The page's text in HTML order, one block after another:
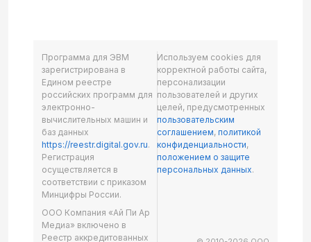
Программа для ЭВМ
зарегистрирована в
Едином реестре
российских программ для
электронно-
вычислительных машин и
баз данных
https://reestr.digital.gov.ru.
Регистрация
осуществляется в
соответствии с приказом
Минцифры России.
ООО Компания «Ай Пи Ар
Медиа» включено в
Реестр аккредитованных
Используем cookies для
корректной работы сайта,
персонализации
пользователей и других
целей, предусмотренных
пользовательским
соглашением,политикой
конфиденциальности,
положением о защите
персональных данных.